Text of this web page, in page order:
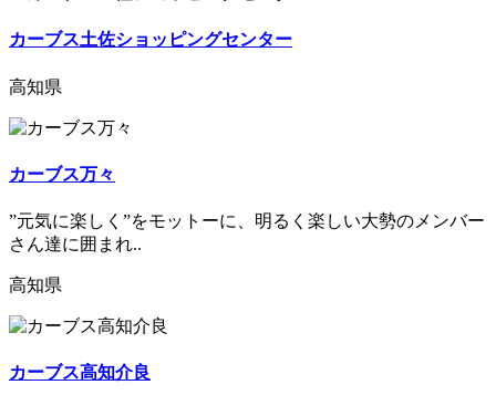
カーブス土佐ショッピングセンター
高知県
カーブス万々
”元気に楽しく”をモットーに、明るく楽しい大勢のメンバー
さん達に囲まれ..
高知県
カーブス高知介良